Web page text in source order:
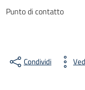
Punto di contatto
Condividi